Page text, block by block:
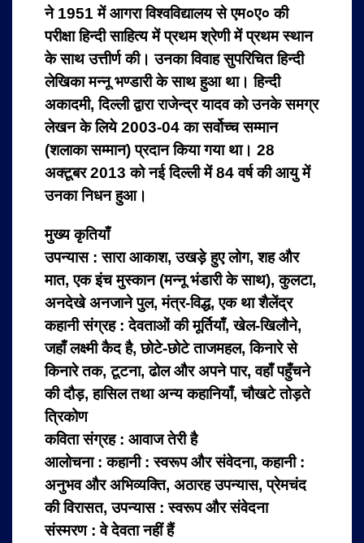
ने 1951 में आगरा विश्वविद्यालय से एम०ए० की
परीक्षा हिन्दी साहित्य में प्रथम श्रेणी में प्रथम स्थान
के साथ उत्तीर्ण की। उनका विवाह सुपरिचित हिन्दी
लेखिका मन्नू भण्डारी के साथ हुआ था। हिन्दी
अकादमी, दिल्ली द्वारा राजेन्द्र यादव को उनके समग्र
लेखन के लिये 2003-04 का सर्वोच्च सम्मान
(शलाका सम्मान) प्रदान किया गया था। 28
अक्टूबर 2013 को नई दिल्ली में 84 वर्ष की आयु में
उनका निधन हुआ।
मुख्य कृतियाँ
उपन्यास : सारा आकाश, उखड़े हुए लोग, शह और
मात, एक इंच मुस्कान (मन्नू भंडारी के साथ), कुलटा,
अनदेखे अनजाने पुल, मंत्र-विद्ध, एक था शैलेंद्र
कहानी संग्रह : देवताओं की मूर्तियाँ, खेल-खिलौने,
जहाँ लक्ष्मी कैद है, छोटे-छोटे ताजमहल, किनारे से
किनारे तक, टूटना, ढोल और अपने पार, वहाँ पहुँचने
की दौड़, हासिल तथा अन्य कहानियाँ, चौखटे तोड़ते
त्रिकोण
कविता संग्रह : आवाज तेरी है
आलोचना : कहानी : स्वरूप और संवेदना, कहानी :
अनुभव और अभिव्यक्ति, अठारह उपन्यास, प्रेमचंद
की विरासत, उपन्यास : स्वरूप और संवेदना
संस्मरण : वे देवता नहीं हैं